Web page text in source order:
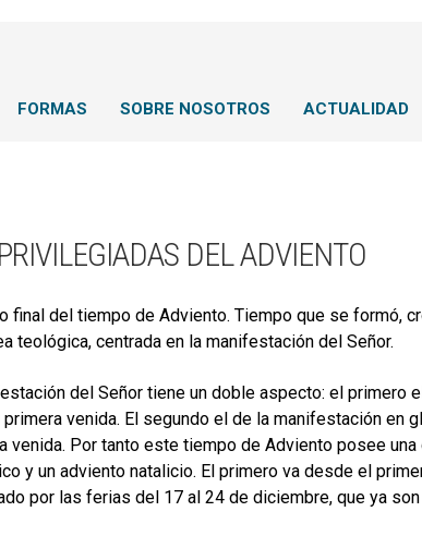
FORMAS SOBRE NOSOTROS ACTUALIDAD
DEL ADVIENTO
final del tiempo de Adviento. Tiempo que se formó,
teológica, centrada en la manifestación del Señor.
del Señor tiene un doble aspecto: el primero
venida. El segundo el de la manifestación en
venida. Por tanto este tiempo de Adviento posee
y un adviento natalicio. El primero va desde el
por las ferias del 17 al 24 de diciembre, que ya